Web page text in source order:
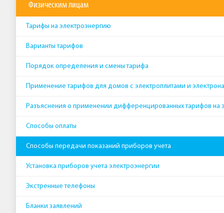
Физическим лицам
Тарифы на электроэнергию
Варианты тарифов
Порядок определения и смены тарифа
Применение тарифов для домов с электроплитами и
Разъяснения о применении дифференцированных тарифов на
Способы оплаты
Способы передачи показаний приборов учета
Установка приборов учета электроэнергии
Экстренные телефоны
Бланки заявлений